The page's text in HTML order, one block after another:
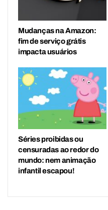
Mudanças na Amazon:
fim de serviço grátis
impacta usuários
Séries proibidas ou
censuradas ao redor do
mundo: nem animação
infantil escapou!